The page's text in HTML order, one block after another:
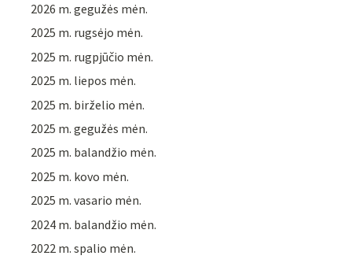
2026 m. gegužės mėn.
2025 m. rugsėjo mėn.
2025 m. rugpjūčio mėn.
2025 m. liepos mėn.
2025 m. birželio mėn.
2025 m. gegužės mėn.
2025 m. balandžio mėn.
2025 m. kovo mėn.
2025 m. vasario mėn.
2024 m. balandžio mėn.
2022 m. spalio mėn.